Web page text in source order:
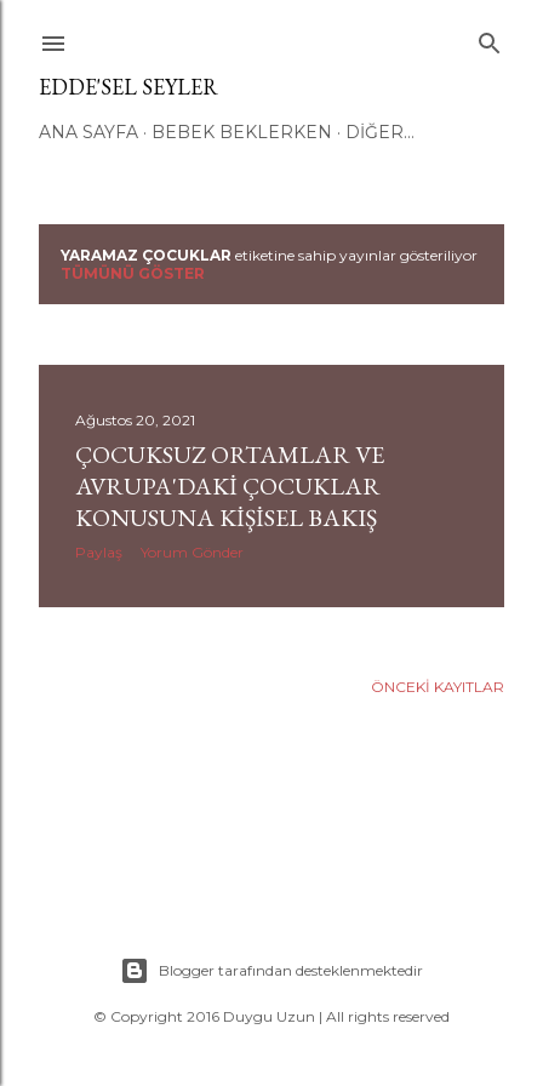
EDDE'SEL SEYLER
ANA SAYFA BEBEK BEKLERKEN DIĞER…
K
y
r
YARAMAZ ÇOCUKLAR etiketine sahip yayınlar gösteriliyor
TÜMÜNÜ GÖSTER
Ağustos 20, 2021
ÇOCUKSUZ ORTAMLAR VE
AVRUPA'DAKI ÇOCUKLAR
KONUSUNA KIŞISEL BAKIŞ
Paylaş Yorum Gönder
ÖNCEKI KAYITLAR
Blogger tarafından desteklenmektedir
© Copyright 2016 Duygu Uzun | All rights reserved